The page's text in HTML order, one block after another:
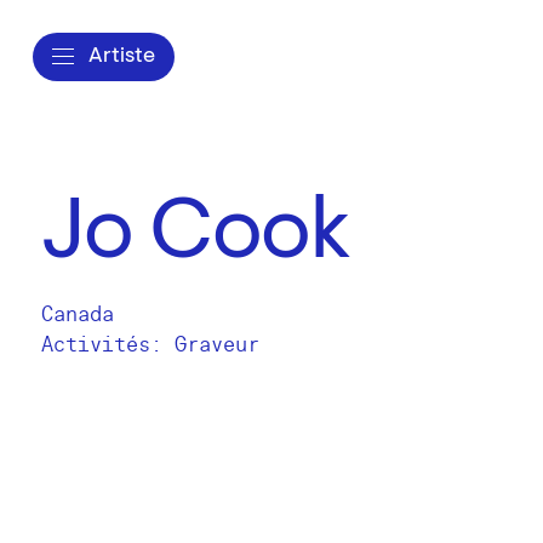
Artiste
Jo Cook
Canada
Activités: Graveur